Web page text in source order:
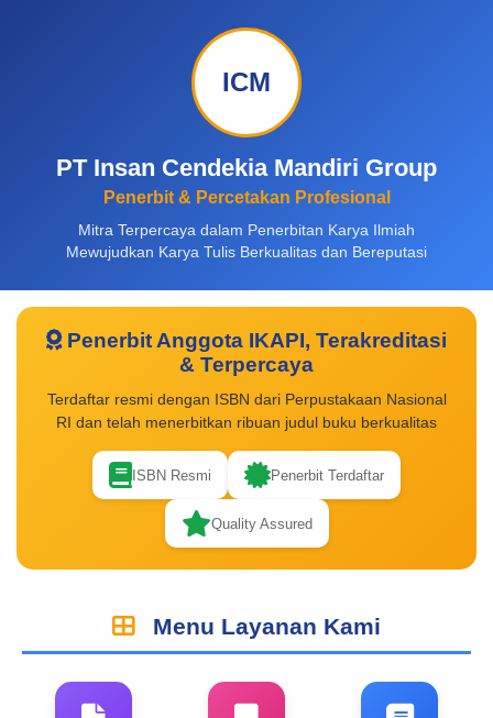
ICM
PT Insan Cendekia Mandiri Group
Penerbit & Percetakan Profesional
Mitra Terpercaya dalam Penerbitan Karya Ilmiah
Mewujudkan Karya Tulis Berkualitas dan Bereputasi
Penerbit Anggota IKAPI, Terakreditasi
& Terpercaya
Terdaftar resmi dengan ISBN dari Perpustakaan Nasional
RI dan telah menerbitkan ribuan judul buku berkualitas
ISBN Resmi Penerbit Terdaftar
Quality Assured
Menu Layanan Kami